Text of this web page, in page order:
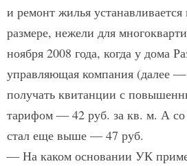
и ремонт жилья
размере, нежели для
ноября 2008 года, когда у дома
управляющая компания (далее
получать квитанции с
тарифом — 42 руб. за кв. м. А со
стал еще выше — 47 руб.
— На каком основании УК